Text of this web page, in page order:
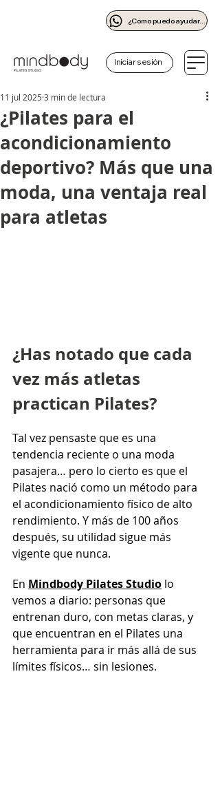
¿Cómo puedo ayudarte?
Iniciar sesión
¿Pilates para el
acondicionamiento
deportivo? Más que una
moda, una ventaja real
para atletas
11 jul 2025 3 min de lectura
¿Has notado que cada
vez más atletas
practican Pilates?
Tal vez pensaste que es una
tendencia reciente o una moda
pasajera… pero lo cierto es que el
Pilates nació como un método para
el acondicionamiento físico de alto
rendimiento. Y más de 100 años
después, su utilidad sigue más
vigente que nunca.
En Mindbody Pilates Studio lo
vemos a diario: personas que
entrenan duro, con metas claras, y
que encuentran en el Pilates una
herramienta para ir más allá de sus
límites físicos… sin lesiones.